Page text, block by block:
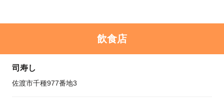
飲食店
司寿し
佐渡市千種977番地3